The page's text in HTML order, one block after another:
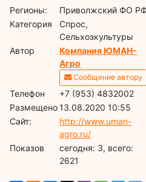
Регионы:
Приволжский ФО
Категория
Спрос,
Сельхозкультуры
Автор
Компания ЮМАН-
Агро
Сообщение автору
Телефон
+7 (953) 4832002
Размещено13.08.2020 10:55
Сайт:
http://www.uman-
agro.ru/
Показов
cегодня: 3, всего:
2621